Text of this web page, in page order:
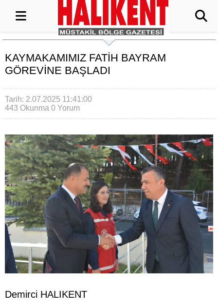
KAYMAKAMIMIZ FATİH BAYRAM
GÖREVİNE BAŞLADI
Tarih: 2.07.2025 11:41:00
443 Okunma 0 Yorum
Demirci HALIKENT